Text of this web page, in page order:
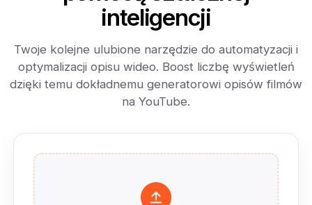
inteligencji
Twoje kolejne ulubione narzędzie do automatyzacji i
optymalizacji opisu wideo. Boost liczbę wyświetleń
dzięki temu dokładnemu generatorowi opisów filmów
na YouTube.